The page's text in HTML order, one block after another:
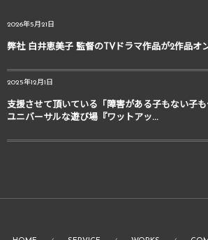
2026年5月21日
弊社 白井恵美子 監督のTVドラマ作品が2作品オ
2025年12月1日
支援させて頂いている「障害がある子もない子
ユニバーサルな遊び場『ワットアッ...